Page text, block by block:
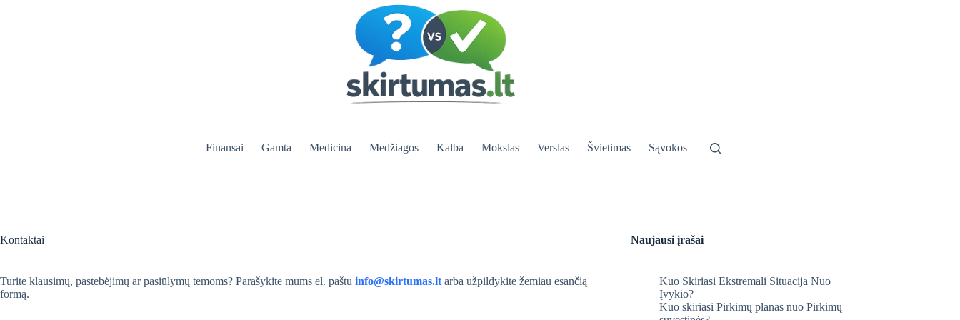
Finansai Gamta Medicina Medžiagos Kalba Mokslas Verslas Švietimas Sąvokos
Kontaktai
Turite klausimų, pastebėjimų ar pasiūlymų temoms? Parašykite mums el. paštu info@skirtumas.lt arba užpildykite žemiau esančią
formą.
Naujausi įrašai
Kuo Skiriasi Ekstremali Situacija Nuo
Įvykio?
Kuo skiriasi Pirkimų planas nuo Pirkimų